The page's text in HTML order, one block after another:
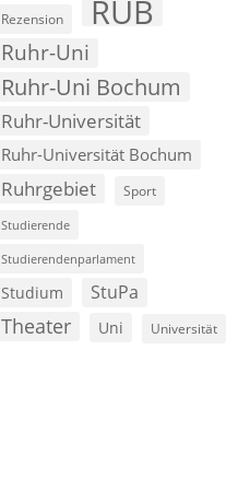
Rezension RUB
Ruhr-Uni
Ruhr-Uni Bochum
Ruhr-Universität
Ruhr-Universität Bochum
Ruhrgebiet Sport
Studierende
Studierendenparlament
Studium StuPa
Theater Uni Universität